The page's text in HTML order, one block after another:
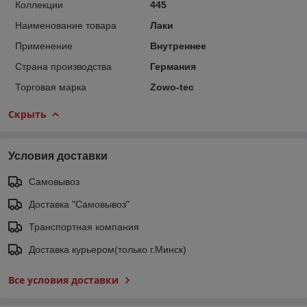
Коллекции
445
Наименование товара
Лаки
Применение
Внутреннее
Страна производства
Германия
Торговая марка
Zowo-tec
Скрыть
Условия доставки
Самовывоз
Доставка "Самовывоз"
Транспортная компания
Доставка курьером(только г.Минск)
Все условия доставки